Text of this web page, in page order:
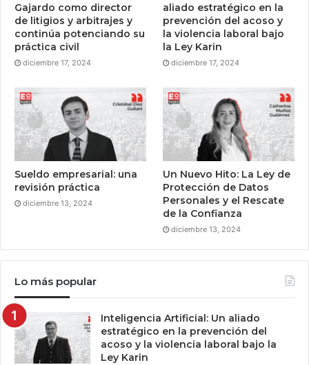
Gajardo como director
de litigios y arbitrajes y
continúa potenciando su
práctica civil
diciembre 17, 2024
aliado estratégico en la
prevención del acoso y
la violencia laboral bajo
la Ley Karin
diciembre 17, 2024
Sueldo empresarial: una
revisión práctica
diciembre 13, 2024
Un Nuevo Hito: La Ley de
Protección de Datos
Personales y el Rescate
de la Confianza
diciembre 13, 2024
Lo más popular
Inteligencia Artificial: Un aliado
estratégico en la prevención del
acoso y la violencia laboral bajo la
Ley Karin